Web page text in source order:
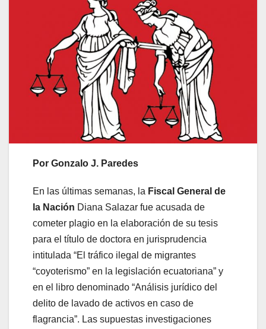
Por Gonzalo J. Paredes
En las últimas semanas, la Fiscal General de
la Nación Diana Salazar fue acusada de
cometer plagio en la elaboración de su tesis
para el título de doctora en jurisprudencia
intitulada “El tráfico ilegal de migrantes
“coyoterismo” en la legislación ecuatoriana” y
en el libro denominado “Análisis jurídico del
delito de lavado de activos en caso de
flagrancia”. Las supuestas investigaciones